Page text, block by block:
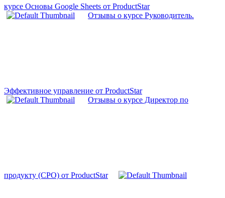
курсе Основы Google Sheets от ProductStar
Отзывы о курсе Руководитель.
Эффективное управление от ProductStar
Отзывы о курсе Директор по
продукту (CPO) от ProductStar